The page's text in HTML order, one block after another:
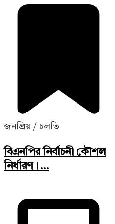
জনপ্রিয় / চলতি
বিএনপির নির্বাচনী কৌশল
নির্ধারণ। ...